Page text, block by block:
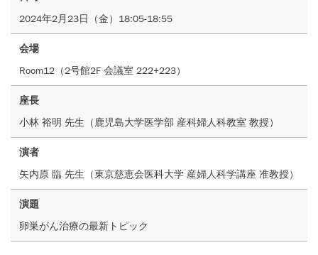
2024年2月23日（金）18:05-18:55
会場
Room12（2号館2F 会議室 222+223）
座長
小林 裕明 先生（鹿児島大学医学部 産科婦人科教室 教授）
演者
矢内原 臨 先生（東京慈恵会医科大学 産婦人科学講座 准教授）
演題
卵巣がん治療の最新トピック